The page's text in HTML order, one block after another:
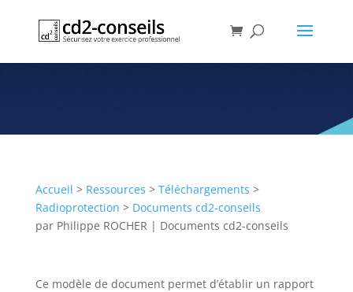
Rapport de conformité aux
Accueil > Ressources > Téléchargements >
Radioprotection > Documents cd2-conseils
par Philippe ROCHER | Documents cd2-conseils
Ce modèle de document permet d’établir un rapport